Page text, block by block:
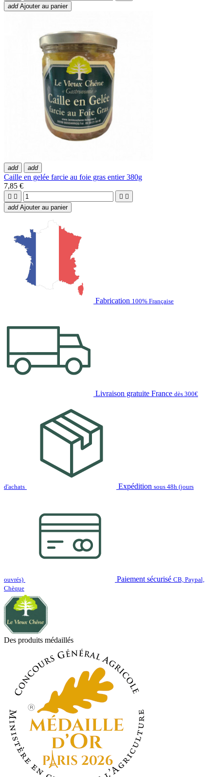
add Ajouter au panier
add add
Caille en gelée farcie au foie gras entier 380g
7,85 €
   
add Ajouter au panier
Fabrication 100% Française
Livraison gratuite France dès 300€
d'achats Expédition sous 48h (jours
ouvrés) Paiement sécurisé CB, Paypal,
Chèque
Des produits médaillés